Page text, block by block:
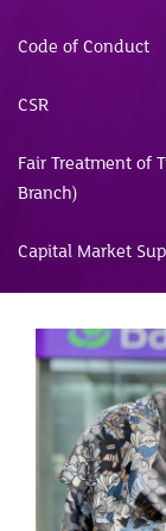
Code of Conduct
CSR
Fair Treatment of
Branch)
Capital Market